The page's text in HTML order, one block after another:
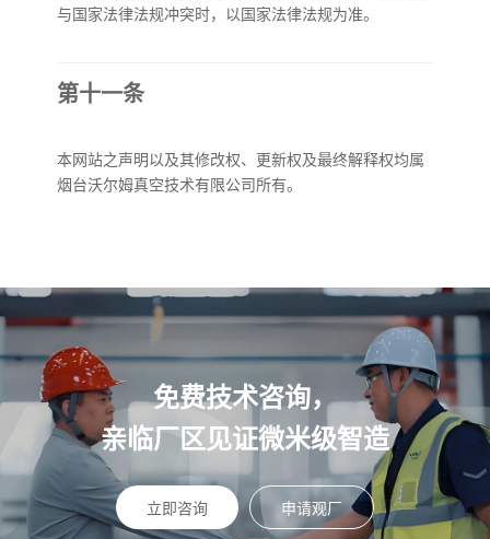
与国家法律法规冲突时，以国家法律法规为准。
第十一条
本网站之声明以及其修改权、更新权及最终解释权均属
烟台沃尔姆真空技术有限公司所有。
免费技术咨询，
亲临厂区见证微米级智造
立即咨询 申请观厂